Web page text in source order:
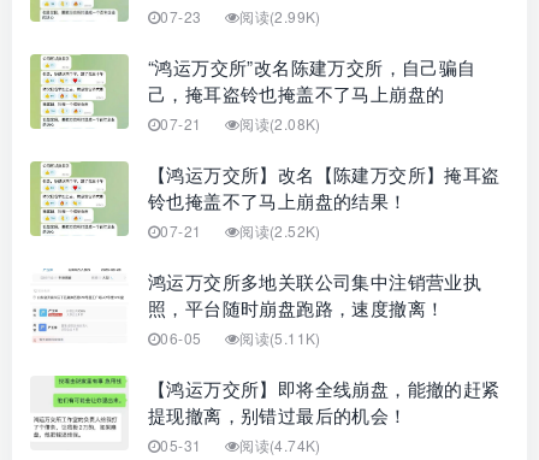
07-23 阅读(2.99K)
“鸿运万交所”改名陈建万交所，自己骗自
己，掩耳盗铃也掩盖不了马上崩盘的
07-21 阅读(2.08K)
【鸿运万交所】改名【陈建万交所】掩耳盗
铃也掩盖不了马上崩盘的结果！
07-21 阅读(2.52K)
鸿运万交所多地关联公司集中注销营业执
照，平台随时崩盘跑路，速度撤离！
06-05 阅读(5.11K)
【鸿运万交所】即将全线崩盘，能撤的赶紧
提现撤离，别错过最后的机会！
05-31 阅读(4.74K)